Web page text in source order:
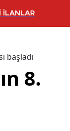
İLANLAR
başladı
8.